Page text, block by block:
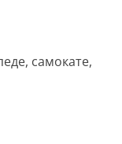
самокате,